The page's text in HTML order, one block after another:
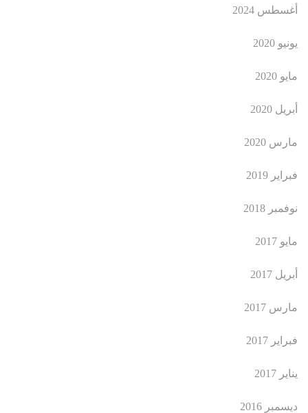
أغسطس 2024
يونيو 2020
مايو 2020
أبريل 2020
مارس 2020
فبراير 2019
نوفمبر 2018
مايو 2017
أبريل 2017
مارس 2017
فبراير 2017
يناير 2017
ديسمبر 2016